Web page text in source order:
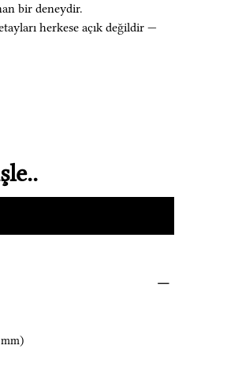
bir deneydir.
herkese açık değildir —